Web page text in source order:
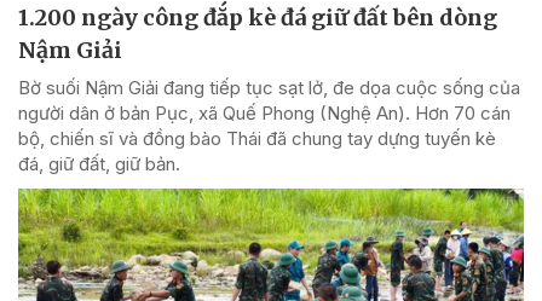
1.200 ngày công đắp kè đá giữ đất bên dòng
Nậm Giải
Bờ suối Nậm Giải đang tiếp tục sạt lở, đe dọa cuộc sống của
người dân ở bản Pục, xã Quế Phong (Nghệ An). Hơn 70 cán
bộ, chiến sĩ và đồng bào Thái đã chung tay dựng tuyến kè
đá, giữ đất, giữ bản.